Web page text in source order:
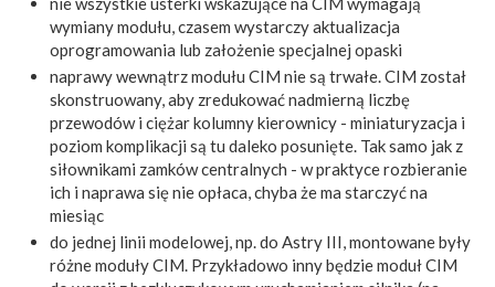
wymiany modułu, czasem wystarczy aktualizacja
oprogramowania lub założenie specjalnej opaski
naprawy wewnątrz modułu CIM nie są trwałe. CIM został
skonstruowany, aby zredukować nadmierną liczbę
przewodów i ciężar kolumny kierownicy - miniaturyzacja i
poziom komplikacji są tu daleko posunięte. Tak samo jak z
siłownikami zamków centralnych - w praktyce rozbieranie
ich i naprawa się nie opłaca, chyba że ma starczyć na
miesiąc
do jednej linii modelowej, np. do Astry III, montowane były
różne moduły CIM. Przykładowo inny będzie moduł CIM